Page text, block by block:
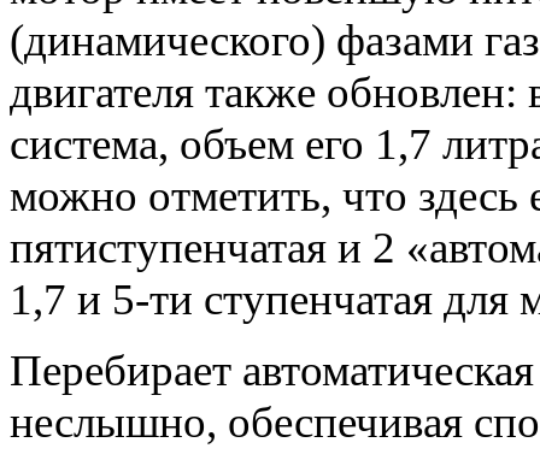
(динамического) фазами
двигателя также
система, объем его 1,7
можно отметить, что здесь
пятиступенчатая и 2
1,7 и 5-ти ступенчатая для
Перебирает
неслышно, обеспечивая